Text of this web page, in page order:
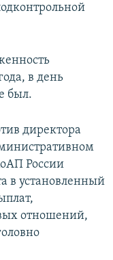
в день
был.
директора
России
в установленный
отношений,